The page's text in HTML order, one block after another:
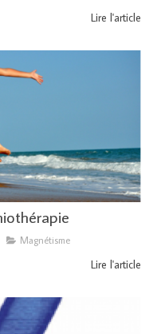
Lire l'article
Magnétisme
Lire l'article